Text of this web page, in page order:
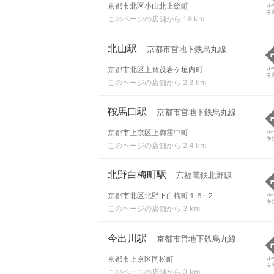
京都市北区小山北上総町
このページの店舗から 1.8 km
ル
を
北山駅 京都市営地下鉄烏丸線
京都市北区上賀茂岩ケ垣内町
このページの店舗から 2.3 km
ル
を
鞍馬口駅 京都市営地下鉄烏丸線
京都市上京区上御霊中町
このページの店舗から 2.4 km
ル
を
北野白梅町駅 京福電鉄北野線
京都市北区北野下白梅町１５-２
このページの店舗から 3 km
ル
を
今出川駅 京都市営地下鉄烏丸線
京都市上京区岡松町
このページの店舗から 3 km
ル
を